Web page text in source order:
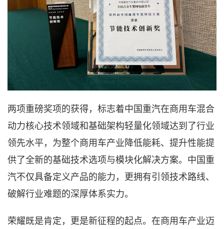
两项重磅奖项的获得，标志着中国重汽在商用车混合
动力核心技术领域和基础架构轻量化领域达到了行业
领先水平，为整个商用车产业降低能耗、提升性能提
供了全新的基础技术选项与模块化解决方案。中国重
汽不仅具备定义产品的能力，更拥有引领技术路线、
破解行业难题的深厚体系实力。
荣耀既是肯定，更是新征程的起点。在商用车产业迈